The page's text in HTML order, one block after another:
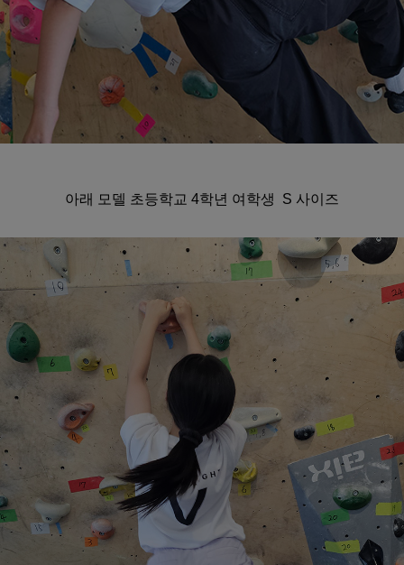
아래 모델 초등학교 4학년 여학생 S 사이즈